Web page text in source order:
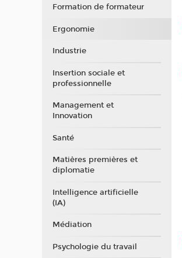
Formation de formateur
Ergonomie
Industrie
Insertion sociale et
professionnelle
Management et
Innovation
Santé
Matières premières et
diplomatie
Intelligence artificielle
(IA)
Médiation
Psychologie du travail